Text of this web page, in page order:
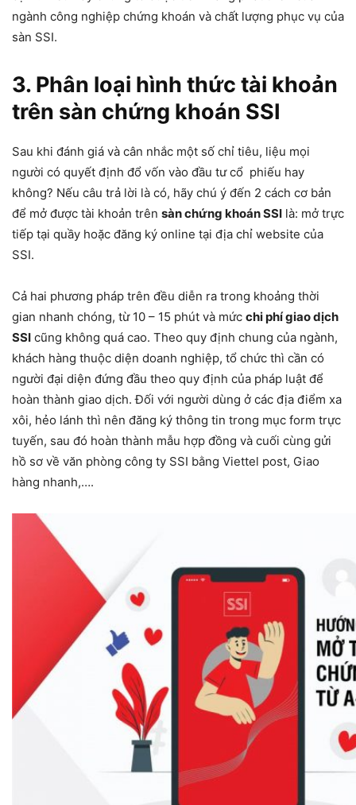
ngành công nghiệp chứng khoán và chất lượng phục vụ của
sàn SSI.
3. Phân loại hình thức tài khoản
trên sàn chứng khoán SSI
Sau khi đánh giá và cân nhắc một số chỉ tiêu, liệu mọi
người có quyết định đổ vốn vào đầu tư cổ phiếu hay
không? Nếu câu trả lời là có, hãy chú ý đến 2 cách cơ bản
để mở được tài khoản trên sàn chứng khoán SSI là: mở trực
tiếp tại quầy hoặc đăng ký online tại địa chỉ website của
SSI.
Cả hai phương pháp trên đều diễn ra trong khoảng thời
gian nhanh chóng, từ 10 – 15 phút và mức chi phí giao dịch
SSI cũng không quá cao. Theo quy định chung của ngành,
khách hàng thuộc diện doanh nghiệp, tổ chức thì cần có
người đại diện đứng đầu theo quy định của pháp luật để
hoàn thành giao dịch. Đối với người dùng ở các địa điểm xa
xôi, hẻo lánh thì nên đăng ký thông tin trong mục form trực
tuyến, sau đó hoàn thành mẫu hợp đồng và cuối cùng gửi
hồ sơ về văn phòng công ty SSI bằng Viettel post, Giao
hàng nhanh,….